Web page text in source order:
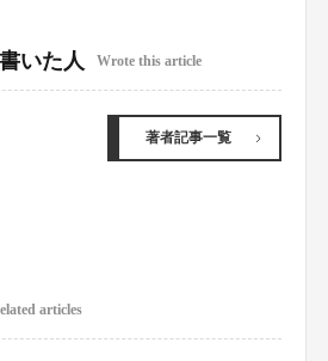
いた人 Wrote this article
著者記事一覧
articles